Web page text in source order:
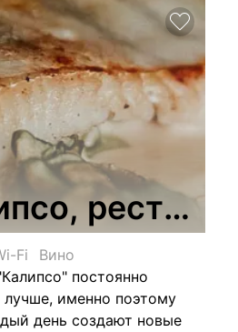
Fi
Вино
постоянно
именно поэтому
день создают новые